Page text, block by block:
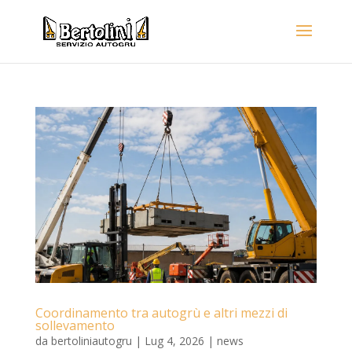
Coordinamento tra autogrù e altri mezzi di
sollevamento
da bertoliniautogru | Lug 4, 2026 | news